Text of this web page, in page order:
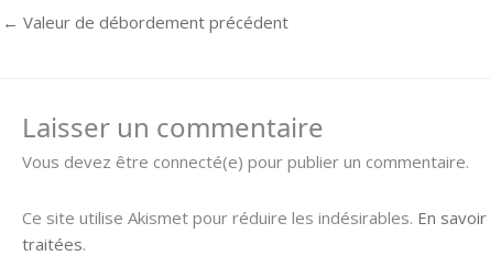
← Valeur de débordement précédent
Laisser un commentaire
Vous devez être connecté(e) pour publier un commentaire.
Ce site utilise Akismet pour réduire les indésirables. En
traitées.